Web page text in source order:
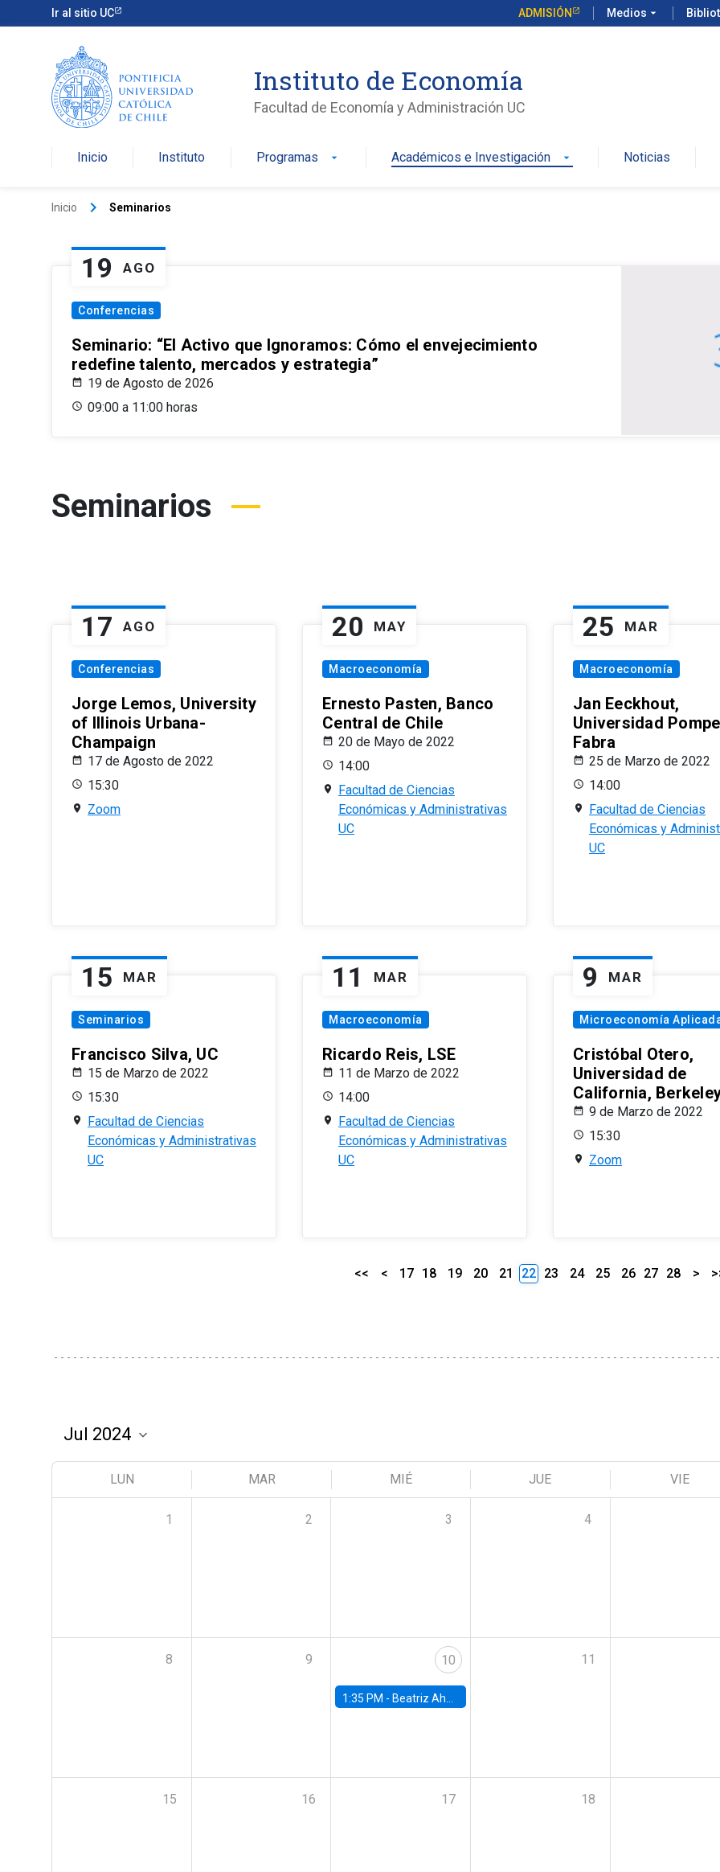
Ir al sitio UC ADMISIÓN Medios arrow_drop_down
Instituto de Economía
Facultad de Economía y Administración UC
Inicio Instituto Programas arrow_drop_down Académicos e Investigación arrow_drop_down Noticias
Inicio keyboard_arrow_right Seminarios
19 AGO
Conferencias
Seminario: “El Activo que Ignoramos: Cómo el envejecimiento
redefine talento, mercados y estrategia”
19 de Agosto de 2026
09:00 a 11:00 horas
Seminarios
17 AGO
Conferencias
Jorge Lemos, University
of Illinois Urbana-
Champaign
17 de Agosto de 2022
15:30
Zoom
20 MAY
Macroeconomía
Ernesto Pasten, Banco
Central de Chile
20 de Mayo de 2022
14:00
Facultad de Ciencias
Económicas y Administrativas
UC
25 MAR
Macroeconomía
Jan Eeckhout,
Universidad
Fabra
25 de Marzo de 2022
14:00
Facultad de Ciencias
Económicas y
UC
15 MAR
Seminarios
Francisco Silva, UC
15 de Marzo de 2022
15:30
Facultad de Ciencias
Económicas y Administrativas
UC
11 MAR
Macroeconomía
Ricardo Reis, LSE
11 de Marzo de 2022
14:00
Facultad de Ciencias
Económicas y Administrativas
UC
9 MAR
Microeconomía
Cristóbal Otero,
Universidad de
California,
9 de Marzo de 2022
15:30
Zoom
<< < 17 18 19 20 21 22 23 24 25 26 27 28 >
LUN MAR MIÉ JUE VIE
1 2 3 4
8 9 10
1:35 PM - Beatriz Ahumada, PhD candidate, Universidad de Pittsburgh
11
15 16 17 18